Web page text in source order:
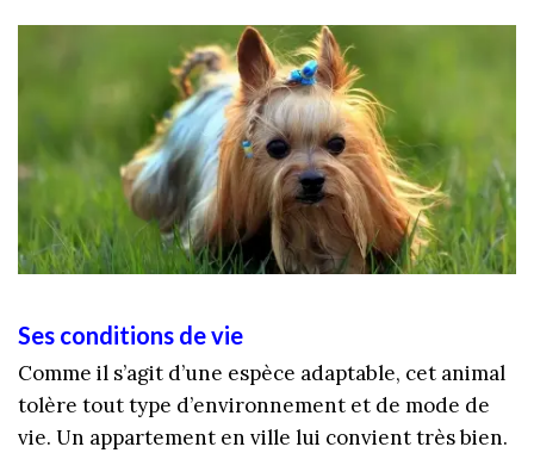
Ses conditions de vie
Comme il s’agit d’une espèce adaptable, cet animal
tolère tout type d’environnement et de mode de
vie. Un appartement en ville lui convient très bien.